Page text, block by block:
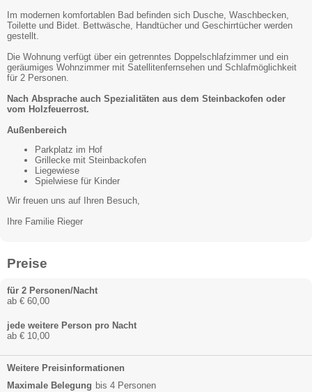
Im modernen komfortablen Bad befinden sich Dusche, Waschbecken,
Toilette und Bidet. Bettwäsche, Handtücher und Geschirrtücher werden
gestellt.
Die Wohnung verfügt über ein getrenntes Doppelschlafzimmer und ein
geräumiges Wohnzimmer mit Satellitenfernsehen und Schlafmöglichkeit
für 2 Personen.
Nach Absprache auch Spezialitäten aus dem Steinbackofen oder
vom Holzfeuerrost.
Außenbereich
Parkplatz im Hof
Grillecke mit Steinbackofen
Liegewiese
Spielwiese für Kinder
Wir freuen uns auf Ihren Besuch,
Ihre Familie Rieger
Preise
für 2 Personen/Nacht
ab € 60,00
jede weitere Person pro Nacht
ab € 10,00
Weitere Preisinformationen
Maximale Belegung bis 4 Personen